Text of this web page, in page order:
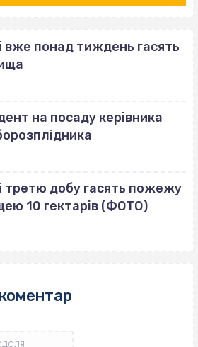
вже понад тиждень гасять
на посаду керівника
третю добу гасять пожежу
10 гектарів (ФОТО)